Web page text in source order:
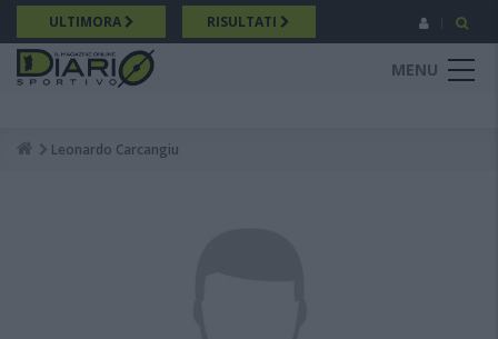
Salta
al
contenuto
principale
ULTIMORA RISULTATI
MENU
Breadcrumb
Leonardo Carcangiu